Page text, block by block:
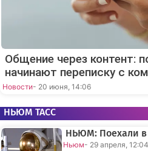
Общение через контент:
начинают переписку с
Новости- 20 июня, 14:06
НЬЮМ ТАСС
НЬЮМ: Поехали в
Ньюм- 29 апреля, 12:04